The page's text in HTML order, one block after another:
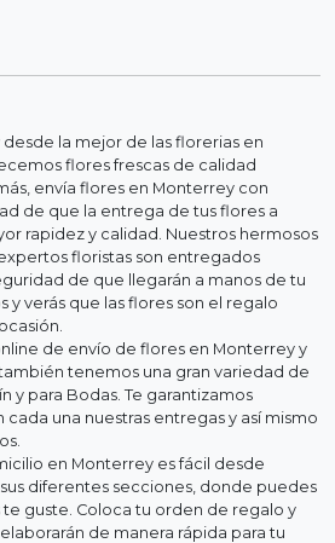
la mejor de las florerias en
flores frescas de calidad
envía flores en Monterrey con
de que la entrega de tus flores a
rapidez y calidad. Nuestros hermosos
floristas son entregados
de que llegarán a manos de tu
y verás que las flores son el regalo
de envío de flores en Monterrey y
tenemos una gran variedad de
y para Bodas. Te garantizamos
una nuestras entregas y así mismo
en Monterrey es fácil desde
diferentes secciones, donde puedes
guste. Coloca tu orden de regalo y
de manera rápida para tu